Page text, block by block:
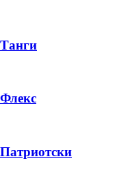
PRODUCT
Танги
Флекс
Патриотски